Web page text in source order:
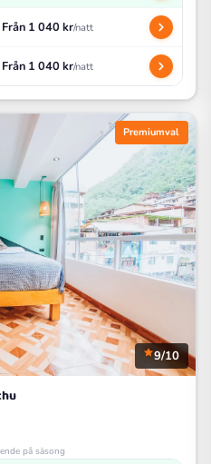
Från 1 040 kr/natt
Från 1 040 kr/natt
Premiumval
9/10
på säsong